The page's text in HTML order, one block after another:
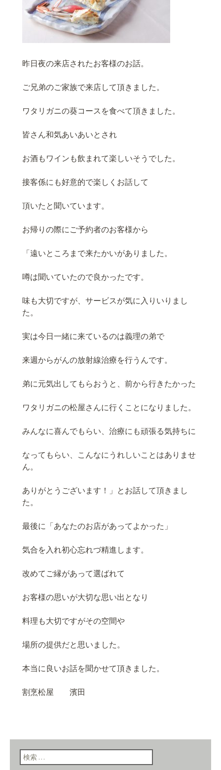
昨日夜の来店されたお客様のお話。
ご兄弟のご家族で来店して頂きました。
ワタリガニの葵コースを食べて頂きました。
皆さん和気あいあいとされ
お酒もワインも飲まれて楽しいそうでした。
接客係にも好意的で楽しくお話して
頂いたと聞いています。
お帰りの際にご予約者のお客様から
「遠いところまで来たかいがありました。
噂は聞いていたので良かったです。
味も大切ですが、サービスが気に入りいりまし
た。
実は今日一緒に来ているのは義理の弟で
来週からがんの放射線治療を行うんです。
弟に元気出してもらおうと、前から行きたかった
ワタリガニの松屋さんに行くことになりました。
みんなに喜んでもらい、治療にも頑張る気持ちに
なってもらい、こんなにうれしいことはありませ
ん。
ありがとうございます！」とお話して頂きまし
た。
最後に「あなたのお店があってよかった」
気合を入れ初心忘れづ精進します。
改めてご縁があって選ばれて
お客様の思いが大切な思い出となり
料理も大切ですがその空間や
場所の提供だと思いました。
本当に良いお話を聞かせて頂きました。
割烹松屋 濱田
検索: